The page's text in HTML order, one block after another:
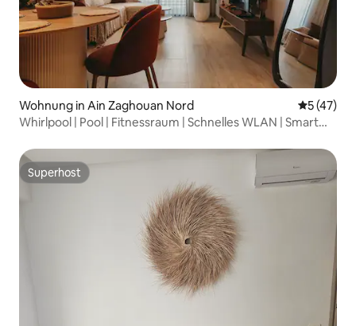
Wohnung in Ain Zaghouan Nord
5 (47)
Whirlpool | Pool | Fitnessraum | Schnelles WLAN | Smart
Superhost
Superhost